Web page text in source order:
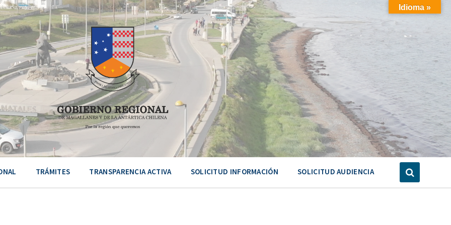
TRÁMITES TRANSPARENCIA ACTIVA SOLICITUD INFORMACIÓN SOLICITUD AUDIENCIA
Idioma »